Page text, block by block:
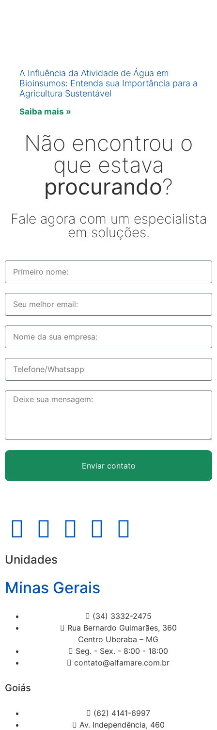
A Influência da Atividade de Água em
Bioinsumos: Entenda sua Importância para a
Agricultura Sustentável
Saiba mais »
Não encontrou o
que estava
procurando?
Fale agora com um especialista
em soluções.
Enviar contato
Unidades
Minas Gerais
(34) 3332-2475
Rua Bernardo Guimarães, 360
Centro Uberaba – MG
Seg. - Sex. - 8:00 - 18:00
contato@alfamare.com.br
Goiás
(62) 4141-6997
Av. Independência, 460